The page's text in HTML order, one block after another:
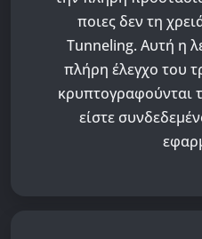
ποιες δεν τη
Tunneling. Αυτή η
πλήρη έλεγχο του
κρυπτογραφούνται
είστε